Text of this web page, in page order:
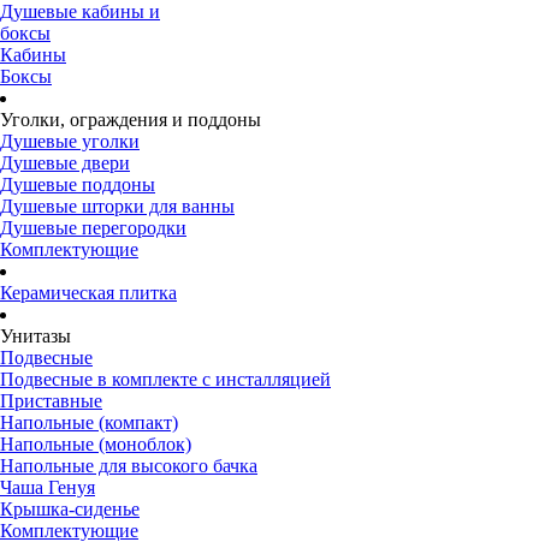
Душевые кабины и
боксы
Кабины
Боксы
Уголки, ограждения и поддоны
Душевые уголки
Душевые двери
Душевые поддоны
Душевые шторки для ванны
Душевые перегородки
Комплектующие
Керамическая плитка
Унитазы
Подвесные
Подвесные в комплекте с инсталляцией
Приставные
Напольные (компакт)
Напольные (моноблок)
Напольные для высокого бачка
Чаша Генуя
Крышка-сиденье
Комплектующие